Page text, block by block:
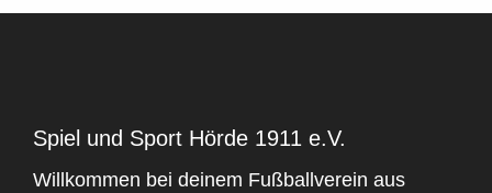
Spiel und Sport Hörde 1911 e.V.
Willkommen bei deinem Fußballverein aus